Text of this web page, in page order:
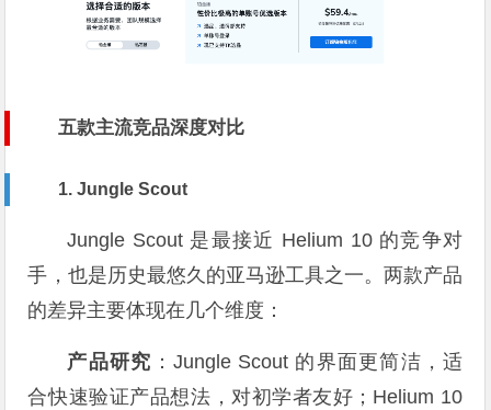
五款主流竞品深度对比
1. Jungle Scout
Jungle Scout 是最接近 Helium 10 的竞争对
手，也是历史最悠久的亚马逊工具之一。两款产品
的差异主要体现在几个维度：
产品研究 ：Jungle Scout 的界面更简洁，适
合快速验证产品想法，对初学者友好；Helium 10